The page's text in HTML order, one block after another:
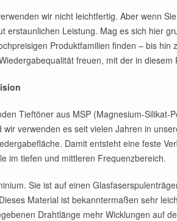
wir nicht leichtfertig. Aber wenn
erstaunlichen Leistung. Mag es sich hier
Produktfamilien finden – bis
freuen, mit der in
Tieftöner aus MSP (Magnesium-
verwenden es seit vielen Jahren in
Damit entsteht eine feste
im tiefen und mittleren Frequenzbereich.
Sie ist auf einen
Material ist bekanntermaßen sehr
Drahtlänge mehr Wicklungen auf